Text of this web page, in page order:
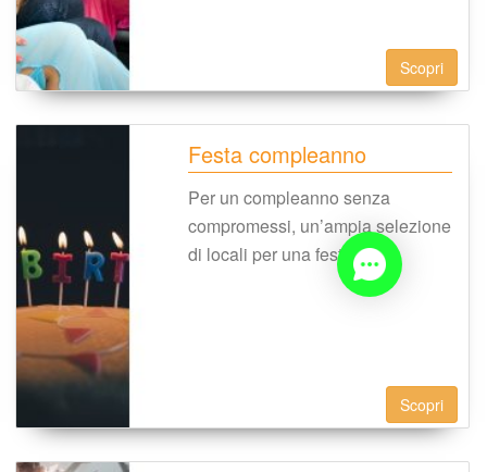
Scopri
Festa compleanno
Per un compleanno senza
compromessi, un’ampia selezione
di locali per una festa unica
Scopri